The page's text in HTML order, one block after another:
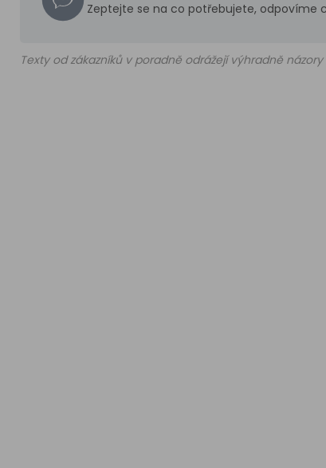
Zeptejte se na co potřebujete, odpovíme
Texty od zákazníků v poradně odrážejí výhradně